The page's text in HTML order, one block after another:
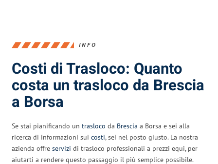
INFO
Costi di Trasloco: Quanto
costa un trasloco da Brescia
a Borsa
Se stai pianificando un trasloco da Brescia a Borsa e sei alla
ricerca di informazioni sui costi, sei nel posto giusto. La nostra
azienda offre servizi di trasloco professionali a prezzi equi, per
aiutarti a rendere questo passaggio il più semplice possibile.